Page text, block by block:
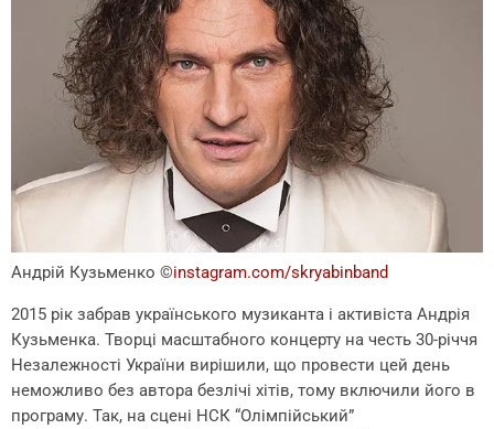
Андрій Кузьменко ©instagram.com/skryabinband
2015 рік забрав українського музиканта і активіста Андрія
Кузьменка. Творці масштабного концерту на честь 30-річчя
Незалежності України вирішили, що провести цей день
неможливо без автора безлічі хітів, тому включили його в
програму. Так, на сцені НСК “Олімпійський”